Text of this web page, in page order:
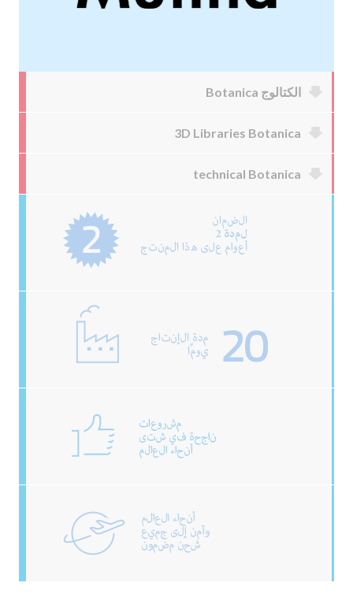
الكتالوج Botanica
3D Libraries Botanica
technical Botanica